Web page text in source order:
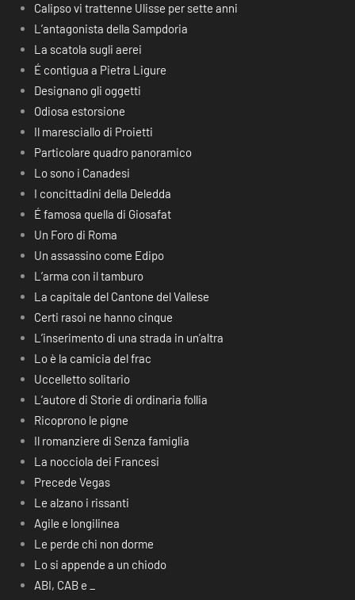
Calipso vi trattenne Ulisse per sette anni
L’antagonista della Sampdoria
La scatola sugli aerei
É contigua a Pietra Ligure
Designano gli oggetti
Odiosa estorsione
Il maresciallo di Proietti
Particolare quadro panoramico
Lo sono i Canadesi
I concittadini della Deledda
É famosa quella di Giosafat
Un Foro di Roma
Un assassino come Edipo
L’arma con il tamburo
La capitale del Cantone del Vallese
Certi rasoi ne hanno cinque
L’inserimento di una strada in un’altra
Lo è la camicia del frac
Uccelletto solitario
L’autore di Storie di ordinaria follia
Ricoprono le pigne
Il romanziere di Senza famiglia
La nocciola dei Francesi
Precede Vegas
Le alzano i rissanti
Agile e longilinea
Le perde chi non dorme
Lo si appende a un chiodo
ABI, CAB e _